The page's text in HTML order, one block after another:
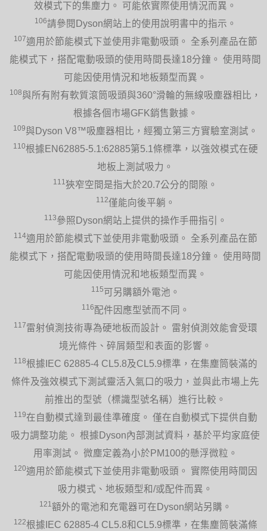
效模式下的集塵力。 可能依實際使用情況而異。
106請參閱Dyson網站上的使用說明書中的指示。
107適用於節能模式下並使用非電動吸頭。 全系列產品在節
能模式下，搭配電動吸頭的使用時間長達18分鐘。 使用時間
可能因使用情況和地板類型而異。
108與所有附有軟質滾筒吸頭與360°滑輪的無線吸塵器相比，
根據各個市場GFK銷售數據。
109與Dyson V8™吸塵器相比，經獨立第三方實驗室測試。
110根據EN62885-5.1:62885第5.1條標準，以強效模式在硬
地板上測試吸力。
111 狹窄空間是指大於20.7公分的間隙。
112僅能向後平躺。
113參照Dyson網站上提供的操作手冊指引。
114適用於節能模式下並使用非電動吸頭。 全系列產品在節
能模式下，搭配電動吸頭的使用時間長達18分鐘。 使用時間
可能因使用情況和地板類型而異。
115可另購額外電池。
116配件因應型號而不同。
117雷射偵測技術專為硬地板而設計。 雷射偵測效能會受環
境光條件、碎屑類型和表面的影響。
118根據IEC 62885-4 CL5.8及CL5.9標準，在集塵筒裝滿的
條件及強效模式下測試靈活入氣口的吸力，並與此市場上先
前推出的型號（標識型號名稱）進行比較。
119在自動模式達到最佳準確度。 僅在自動模式下提供自動
吸力調整功能。 根據Dyson內部測試資料，基於平均家庭使
用率測試。 微塵定義為小於PM100的懸浮微粒。
120適用於節能模式下並使用非電動吸頭。 實際使用時間因
吸力模式、地板類型和/或配件而異。
121 額外的電池和充電器可在Dyson網站另購。
122根據IEC 62885-4 CL5.8和CL5.9標準，在集塵筒裝滿條